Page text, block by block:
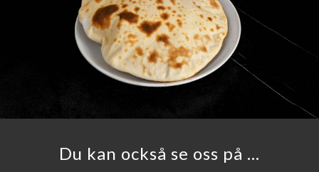
Du kan också se oss på …